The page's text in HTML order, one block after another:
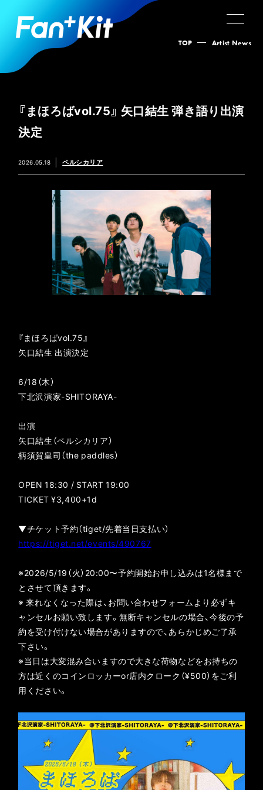
TOP Artist News
『まほろばvol.75』 矢口結生 弾き語り出演
決定
2026.05.18 ペルシカリア
『まほろばvol.75』
矢口結生 出演決定
6/18（木）
下北沢演家-SHITORAYA-
出演
矢口結生（ペルシカリア）
柄須賀皇司（the paddles）
OPEN 18:30 / START 19:00
TICKET ¥3,400+1d
▼チケット予約（tiget/先着当日支払い）
https://tiget.net/events/490767
※2026/5/19（火）20:00〜予約開始お申し込みは1名様まで
とさせて頂きます。
※ 来れなくなった際は、お問い合わせフォームより必ずキ
ャンセルお願い致します。無断キャンセルの場合、今後の予
約を受け付けない場合がありますので、あらかじめご了承
下さい。
※当日は大変混み合いますので大きな荷物などをお持ちの
方は近くのコインロッカーor店内クローク（¥500）をご利
用ください。